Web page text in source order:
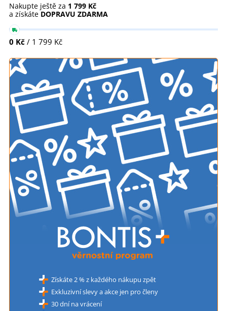
Nakupte ještě za 1 799 Kč
a získáte DOPRAVU ZDARMA
0 Kč / 1 799 Kč
Získáte 2 % z každého nákupu zpět
Exkluzivní slevy a akce jen pro členy
30 dní na vrácení